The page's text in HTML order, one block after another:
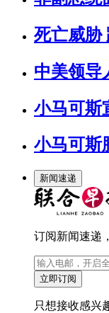
死亡威胁
中美领导
小马可斯
小马可斯
新闻速递
订阅新闻速递
立即订阅
只想接收感兴